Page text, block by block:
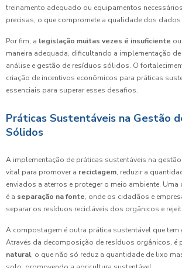
treinamento adequado ou equipamentos
precisas, o que compromete a qualidade dos
Por fim, a legislação muitas vezes é insuficiente
maneira adequada, dificultando a implementação
análise e gestão de resíduos sólidos. O
criação de incentivos econômicos para práticas
essenciais para superar esses desafios.
Práticas Sustentáveis na Gestão
Sólidos
A implementação de práticas sustentáveis na
vital para promover a reciclagem, reduzir a
enviados a aterros e proteger o meio ambiente.
é a separação na fonte, onde os cidadãos e
separar os resíduos recicláveis dos orgânicos e
A compostagem é outra prática sustentável que tem
Através da decomposição de resíduos orgânicos, é
natural, o que não só reduz a quantidade de lixo